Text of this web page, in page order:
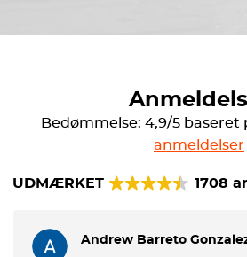
Bedømmelse: 4,9/5 baseret
anmeldelser
UDMÆRKET 1708
Andrew Barreto